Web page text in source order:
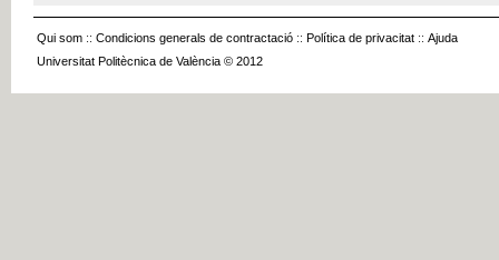
Qui som :: Condicions generals de contractació :: Política de privacitat :: Ajuda
Universitat Politècnica de València © 2012